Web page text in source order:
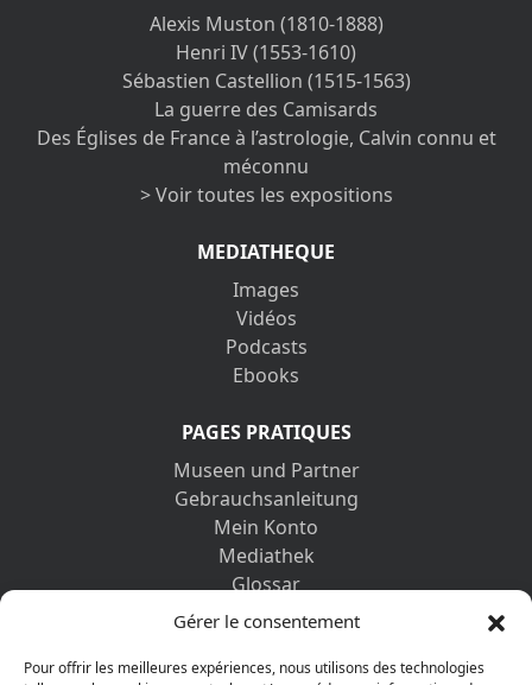
Gérer le consentement
Pour offrir les meilleures expériences, nous utilisons des technologies
Alexis Muston (1810-1888)
Henri IV (1553-1610)
Sébastien Castellion (1515-1563)
La guerre des Camisards
Des Églises de France à l’astrologie, Calvin connu et
méconnu
> Voir toutes les expositions
MEDIATHEQUE
Images
Vidéos
Podcasts
Ebooks
PAGES PRATIQUES
Museen und Partner
Gebrauchsanleitung
Mein Konto
Mediathek
Glossar
Kontaktformular
Datenschutz-Bestimmungen